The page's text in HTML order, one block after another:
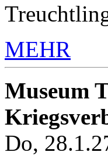
MEHR
Museum
Do,